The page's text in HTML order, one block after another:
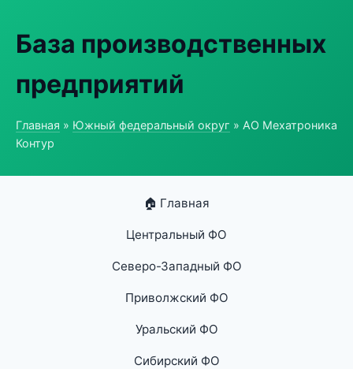
База производственных
предприятий
Главная » Южный федеральный округ » АО Мехатроника
Контур
🏠 Главная
Центральный ФО
Северо-Западный ФО
Приволжский ФО
Уральский ФО
Сибирский ФО